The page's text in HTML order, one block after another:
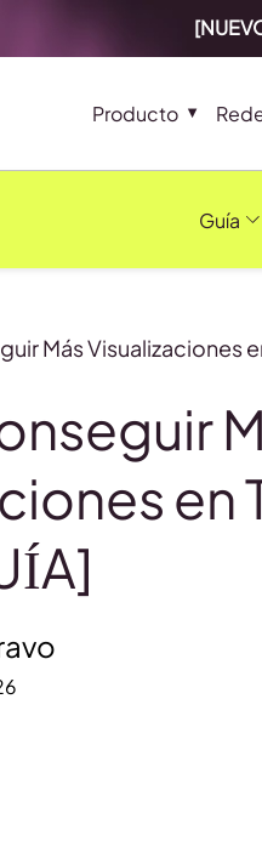
Producto
Guía
Más Visualizaciones
en